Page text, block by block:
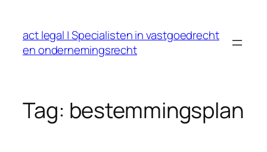
inhoud
act legal | Specialisten in vastgoedrecht
en ondernemingsrecht
Tag: bestemmingsplan